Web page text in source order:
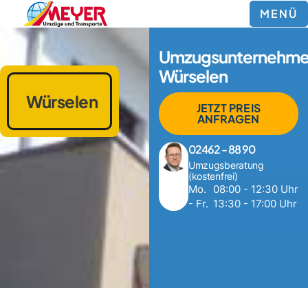
MENÜ
Würselen
JETZT PREIS
ANFRAGEN
02462 - 88 90
Umzugsberatung
(kostenfrei)
Mo.
- Fr.
08:00 - 12:30 Uhr
13:30 - 17:00 Uhr
Würselen